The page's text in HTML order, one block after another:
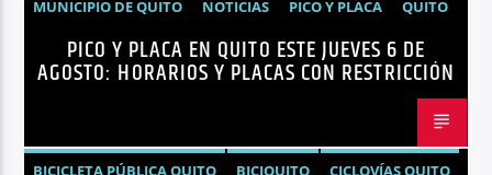
MUNICIPIO DE QUITO NOTICIAS PICO Y PLACA QUITO
PICO Y PLACA EN QUITO ESTE JUEVES 6 DE
AGOSTO: HORARIOS Y PLACAS CON RESTRICCIÓN
BICICLETA PÚBLICA QUITO BICIQUITO
CICLOVÍAS QUITO